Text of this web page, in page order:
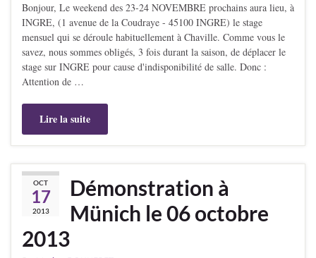
Bonjour, Le weekend des 23-24 NOVEMBRE prochains aura lieu, à
INGRE, (1 avenue de la Coudraye - 45100 INGRE) le stage
mensuel qui se déroule habituellement à Chaville. Comme vous le
savez, nous sommes obligés, 3 fois durant la saison, de déplacer le
stage sur INGRE pour cause d'indisponibilité de salle. Donc :
Attention de …
Lire la suite
OCT
17
2013
Démonstration à
Münich le 06 octobre
2013